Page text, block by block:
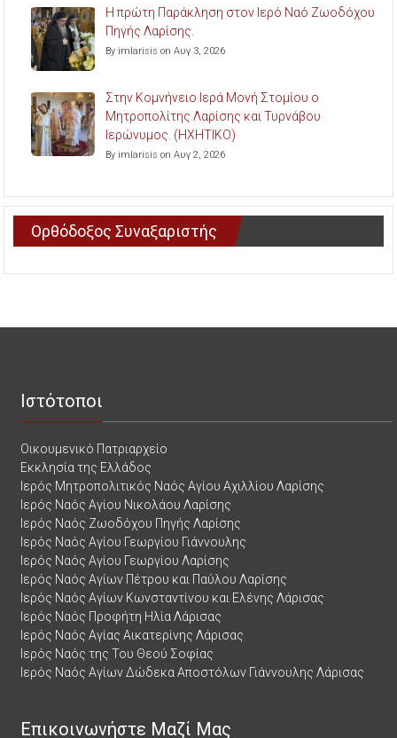
Η πρώτη Παράκληση στον Ιερό Ναό Ζωοδόχου
Πηγής Λαρίσης.
By imlarisis on Αυγ 3, 2026
Στην Κομνήνειο Ιερά Μονή Στομίου ο
Μητροπολίτης Λαρίσης και Τυρνάβου
Ιερώνυμος. (ΗΧΗΤΙΚΟ)
By imlarisis on Αυγ 2, 2026
Ορθόδοξος Συναξαριστής
Ιστότοποι
Οικουμενικό Πατριαρχείο
Εκκλησία της Ελλάδος
Ιερός Μητροπολιτικός Ναός Αγίου Αχιλλίου Λαρίσης
Ιερός Ναός Αγίου Νικολάου Λαρίσης
Ιερός Ναός Ζωοδόχου Πηγής Λαρίσης
Ιερός Ναός Αγίου Γεωργίου Γιάννουλης
Ιερός Ναός Αγίου Γεωργίου Λαρίσης
Ιερός Ναός Αγίων Πέτρου και Παύλου Λαρίσης
Ιερός Ναός Αγίων Κωνσταντίνου και Ελένης Λάρισας
Ιερός Ναός Προφήτη Ηλία Λάρισας
Ιερός Ναός Αγίας Αικατερίνης Λάρισας
Ιερός Ναός της Του Θεού Σοφίας
Ιερός Ναός Αγίων Δώδεκα Αποστόλων Γιάννουλης Λάρισας
Επικοινωνήστε Μαζί Μας